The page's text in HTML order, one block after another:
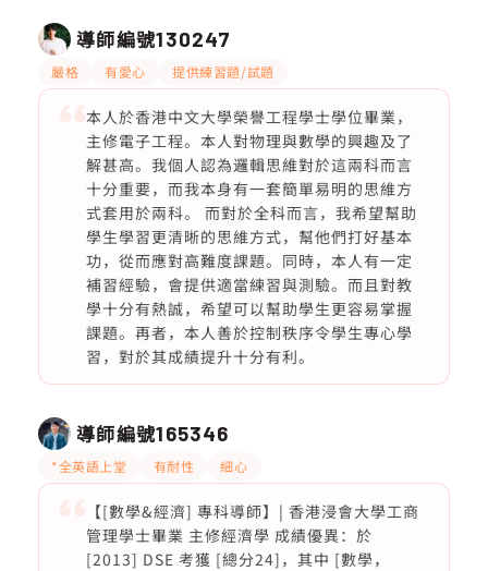
導師編號130247
嚴格 有愛心 提供練習題/試題
本人於香港中文大學榮譽工程學士學位畢業，
主修電子工程。本人對物理與數學的興趣及了
解甚高。我個人認為邏輯思維對於這兩科而言
十分重要，而我本身有一套簡單易明的思維方
式套用於兩科。 而對於全科而言，我希望幫助
學生學習更清晰的思維方式，幫他們打好基本
功，從而應對高難度課題。同時，本人有一定
補習經驗，會提供適當練習與測驗。而且對教
學十分有熱誠，希望可以幫助學生更容易掌握
課題。再者，本人善於控制秩序令學生專心學
習，對於其成績提升十分有利。
導師編號165346
*全英語上堂 有耐性 細心
【[數學&經濟] 專科導師】| 香港浸會大學工商
管理學士畢業 主修經濟學 成績優異：於
[2013] DSE 考獲 [總分24]，其中 [數學，